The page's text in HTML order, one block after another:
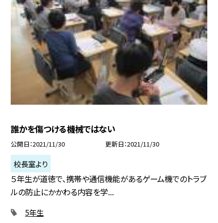
誰かを傷つける機械ではない
公開日 2021/11/30 更新日 2021/11/30
校長室より
５年生が道徳で、携帯や通信機能があるゲーム機でのトラブ
ルの防止にかかわる内容を学...
5年生